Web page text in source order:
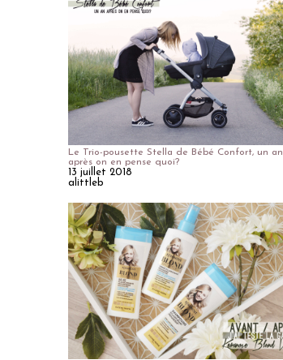
Le Trio-pousette Stella de Bébé Confort, un an
après on en pense quoi?
13 juillet 2018
alittleb